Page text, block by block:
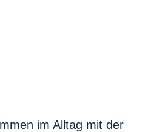
im Alltag mit der